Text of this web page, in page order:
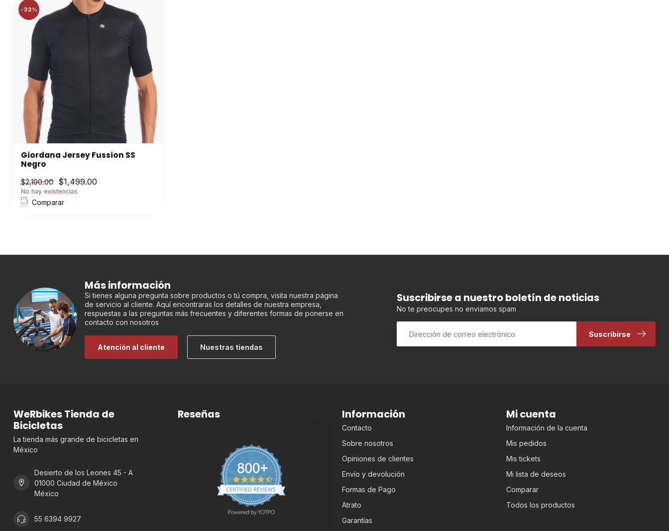
-32%
Giordana Jersey Fussion SS
Negro
$2,190.00 $1,499.00
No hay existencias
Comparar
Más información
Si tienes alguna pregunta sobre productos o tú compra, visita nuestra página
de servicio al cliente. Aquí encontraras los detalles de nuestra empresa,
respuestas a las preguntas más frecuentes y diferentes formas de ponerse en
contacto con nosotros
Atención al cliente Nuestras tiendas
Suscribirse a nuestro boletín de noticias
No te preocupes no enviamos spam
Suscribirse
WeRbikes Tienda de
Bicicletas
La tienda más grande de bicicletas en
México
Desierto de los Leones 45 - A
01000 Ciudad de México
México
55 6394 9927
Reseñas Información
Contacto
Sobre nosotros
Opiniones de clientes
Envío y devolución
Formas de Pago
Atrato
Garantías
Mi cuenta
Información de la cuenta
Mis pedidos
Mis tickets
Mi lista de deseos
Comparar
Todos los productos